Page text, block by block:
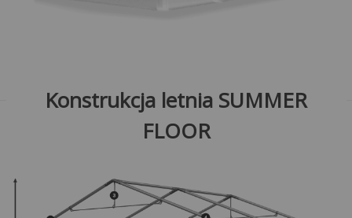
Konstrukcja letnia SUMMER
FLOOR